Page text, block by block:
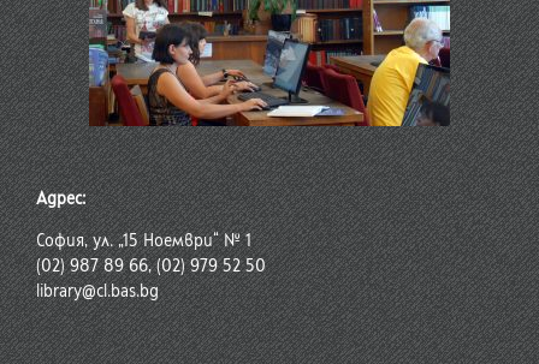
Адрес:
София, ул. „15 Ноември“ № 1
(02) 987 89 66, (02) 979 52 50
library@cl.bas.bg